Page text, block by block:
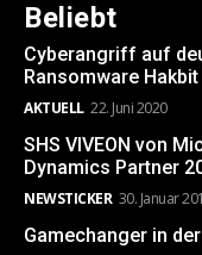
Beliebt
Cyberangriff auf
Ransomware Hakbit
AKTUELL 22. Juni 2020
SHS VIVEON von
Dynamics Partner
NEWSTICKER 30. Januar
Gamechanger in